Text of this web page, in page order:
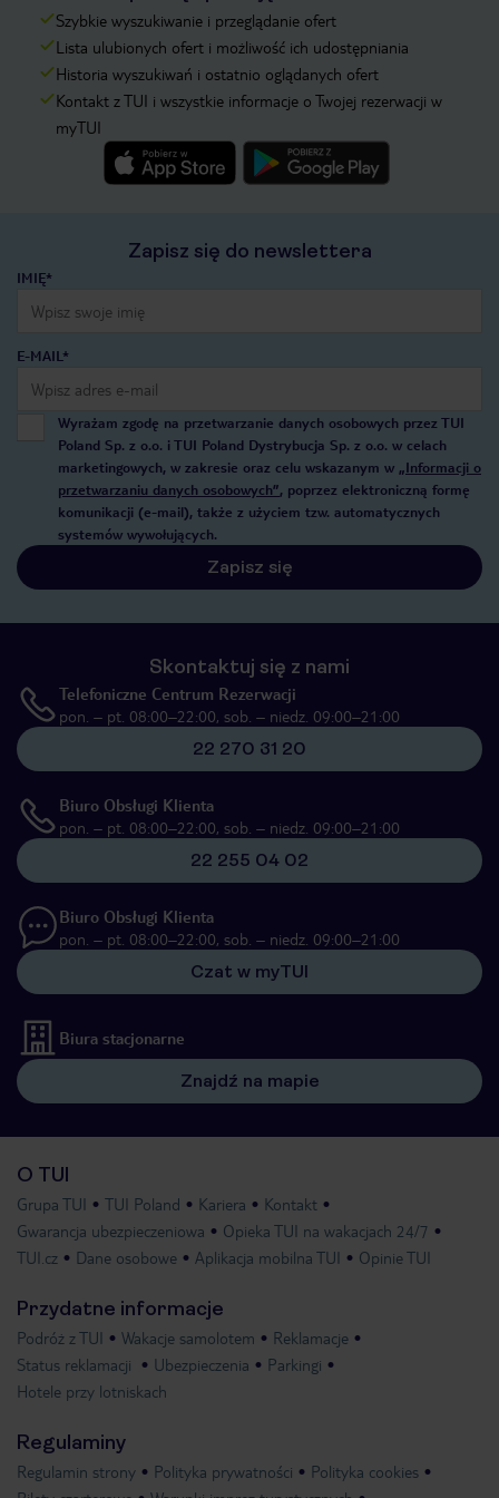
Szybkie wyszukiwanie i przeglądanie ofert
Lista ulubionych ofert i możliwość ich udostępniania
Historia wyszukiwań i ostatnio oglądanych ofert
Kontakt z TUI i wszystkie informacje o Twojej rezerwacji w
myTUI
Zapisz się do newslettera
IMIĘ*
E-MAIL*
Wyrażam zgodę na przetwarzanie danych osobowych przez TUI
Poland Sp. z o.o. i TUI Poland Dystrybucja Sp. z o.o. w celach
marketingowych, w zakresie oraz celu wskazanym w „Informacji o
przetwarzaniu danych osobowych”, poprzez elektroniczną formę
komunikacji (e-mail), także z użyciem tzw. automatycznych
systemów wywołujących.
Zapisz się
Skontaktuj się z nami
Telefoniczne Centrum Rezerwacji
pon. – pt. 08:00–22:00, sob. – niedz. 09:00–21:00
22 270 31 20
Biuro Obsługi Klienta
pon. – pt. 08:00–22:00, sob. – niedz. 09:00–21:00
22 255 04 02
Biuro Obsługi Klienta
pon. – pt. 08:00–22:00, sob. – niedz. 09:00–21:00
Czat w myTUI
Biura stacjonarne
Znajdź na mapie
O TUI
Grupa TUI TUI Poland Kariera
Kontakt
Gwarancja ubezpieczeniowa
Opieka TUI na wakacjach 24/7
TUI.cz
Dane osobowe Aplikacja mobilna TUI Opinie TUI
Przydatne informacje
Podróż z TUI Wakacje samolotem
Reklamacje
Status reklamacji
Ubezpieczenia
Parkingi
Hotele przy lotniskach
Regulaminy
Regulamin strony Polityka prywatności
Polityka cookies